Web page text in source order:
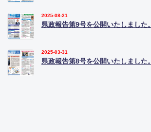
2025-08-21
県政報告第9号を公開いたしました。
2025-03-31
県政報告第8号を公開いたしました。